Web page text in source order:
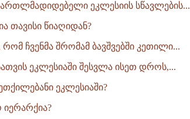
ეკლესიის სწავლების...
თავისი წიაღიდან?
ჩვენმა შრომამ ბავშვებში კეთილი...
ეკლესიაში შესვლა ისეთ დროს,...
ეკლესიაში?
იერარქია?